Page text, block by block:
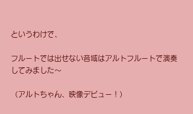
というわけで、
フルートでは出せない音域はアルトフルートで演奏
してみました〜
（アルトちゃん、映像デビュー！）